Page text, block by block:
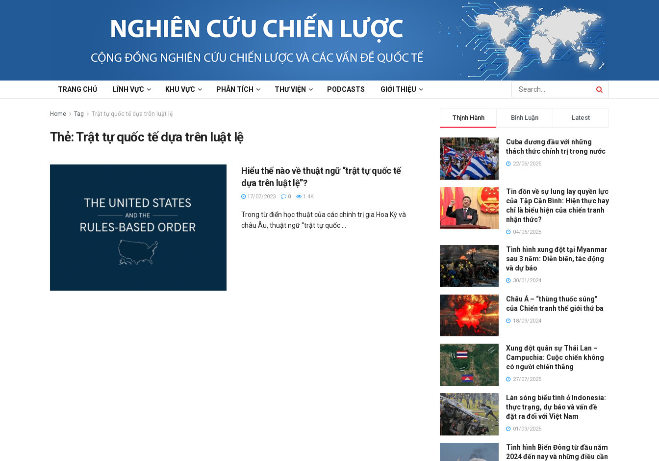
TRANG CHỦ LĨNH VỰC KHU VỰC PHÂN TÍCH THƯ VIỆN PODCASTS GIỚI THIỆU
Home Tag Trật tự quốc tế dựa trên luật lệ
Thẻ:Trật tự quốc tế dựa trên luật lệ
Hiểu thế nào về thuật ngữ “trật tự quốc tế
dựa trên luật lệ”?
17/07/2023 0 1.4K
Trong từ điển học thuật của các chính trị gia Hoa Kỳ và
châu Âu, thuật ngữ “trật tự quốc ...
Thịnh Hành Bình Luận Latest
Cuba đương đầu với những
thách thức chính trị trong nước
22/06/2025
Tin đồn về sự lung lay quyền lực
của Tập Cận Bình: Hiện thực hay
chỉ là biểu hiện của chiến tranh
nhận thức?
04/06/2025
Tình hình xung đột tại Myanmar
sau 3 năm: Diễn biến, tác động
và dự báo
30/01/2024
Châu Á – “thùng thuốc súng”
của Chiến tranh thế giới thứ ba
18/09/2024
Xung đột quân sự Thái Lan –
Campuchia: Cuộc chiến không
có người chiến thắng
27/07/2025
Làn sóng biểu tình ở Indonesia:
thực trạng, dự báo và vấn đề
đặt ra đối với Việt Nam
01/09/2025
Tình hình Biển Đông từ đầu năm
2024 đến nay và những điều cần